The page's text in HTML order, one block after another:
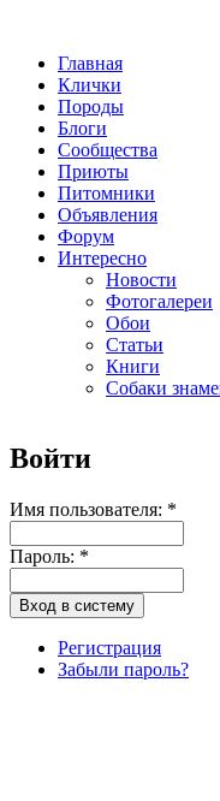
Главная
Клички
Породы
Блоги
Сообщества
Приюты
Питомники
Объявления
Форум
Интересно
Новости
Фотогалереи
Обои
Статьи
Книги
Собаки
Войти
Имя пользователя: *
Пароль: *
Регистрация
Забыли пароль?